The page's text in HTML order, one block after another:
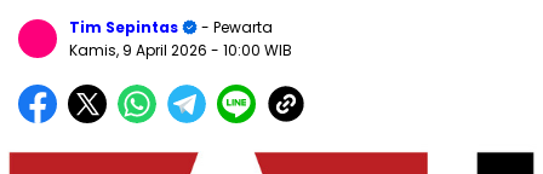
Tim Sepintas
- Pewarta
Kamis, 9 April 2026 - 10:00 WIB